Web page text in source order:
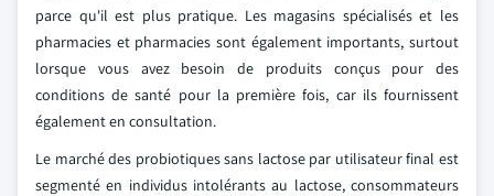
parce qu'il est plus pratique. Les magasins spécialisés et les
pharmacies et pharmacies sont également importants, surtout
lorsque vous avez besoin de produits conçus pour des
conditions de santé pour la première fois, car ils fournissent
également en consultation.
Le marché des probiotiques sans lactose par utilisateur final est
segmenté en individus intolérants au lactose, consommateurs